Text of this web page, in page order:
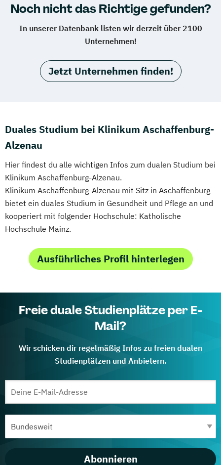
Noch nicht das Richtige gefunden?
In unserer Datenbank listen wir derzeit über 2100
Unternehmen!
Jetzt Unternehmen finden!
Duales Studium bei Klinikum Aschaffenburg-
Alzenau
Hier findest du alle wichtigen Infos zum dualen Studium bei
Klinikum Aschaffenburg-Alzenau.
Klinikum Aschaffenburg-Alzenau mit Sitz in Aschaffenburg
bietet ein duales Studium in Gesundheit und Pflege an und
kooperiert mit folgender Hochschule: Katholische
Hochschule Mainz.
Ausführliches Profil hinterlegen
Freie duale Studienplätze per E-
Mail?
Wir schicken dir regelmäßig Infos zu freien dualen
Studienplätzen und Anbietern.
Abonnieren